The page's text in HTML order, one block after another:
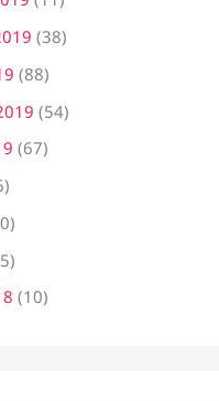
(38)
(88)
(54)
(67)
(10)